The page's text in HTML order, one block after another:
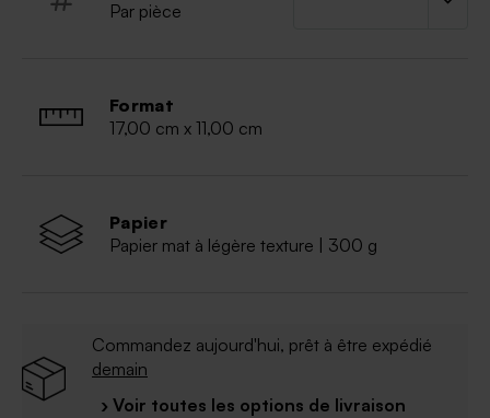
Par pièce
Format
17,00 cm x 11,00 cm
Papier
Papier mat à légère texture | 300 g
Commandez aujourd'hui, prêt à être expédié
demain
› Voir toutes les options de livraison